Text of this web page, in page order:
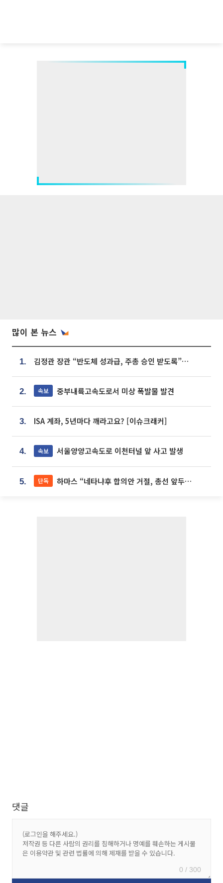
많이 본 뉴스
1. 김정관 장관 “반도체 성과급, 주총 승인 받도록”…상법·자본시장법 개정 시사
2. 속보 중부내륙고속도로서 미상 폭발물 발견
3. ISA 계좌, 5년마다 깨라고요? [이슈크래커]
4. 속보 서울양양고속도로 이천터널 앞 사고 발생
5. 단독 하마스 “네타냐후 합의안 거절, 총선 앞두고 시간 끌기”
댓글
0 / 300